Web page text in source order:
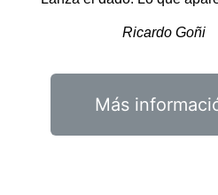
Ricardo Goñi
Más